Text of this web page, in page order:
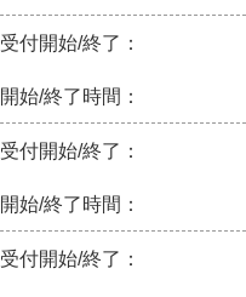
受付開始/終了：
開始/終了時間：
受付開始/終了：
開始/終了時間：
受付開始/終了：